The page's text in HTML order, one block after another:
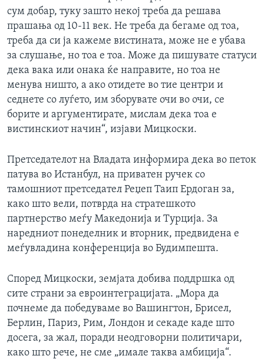
сум добар, туку зашто некој треба да решава
прашања од 10-11 век. Не треба да бегаме од тоа,
треба да си ја кажеме вистината, може не е убава
за слушање, но тоа е тоа. Може да пишувате статуси
дека вака или онака ќе направите, но тоа не
менува ништо, а ако отидете во тие центри и
седнете со луѓето, им зборувате очи во очи, се
борите и аргументирате, мислам дека тоа е
вистинскиот начин“, изјави Мицкоски.
Претседателот на Владата информира дека во петок
патува во Истанбул, на приватен ручек со
тамошниот претседател Реџеп Таип Ердоган за,
како што вели, потврда на стратешкото
партнерство меѓу Македонија и Турција. За
наредниот понеделник и вторник, предвидена е
меѓувладина конференција во Будимпешта.
Според Мицкоски, земјата добива поддршка од
сите страни за евроинтеграцијата. „Мора да
почнеме да победуваме во Вашингтон, Брисел,
Берлин, Париз, Рим, Лондон и секаде каде што
досега, за жал, поради неодговорни политичари,
како што рече, не сме „имале таква амбиција“.